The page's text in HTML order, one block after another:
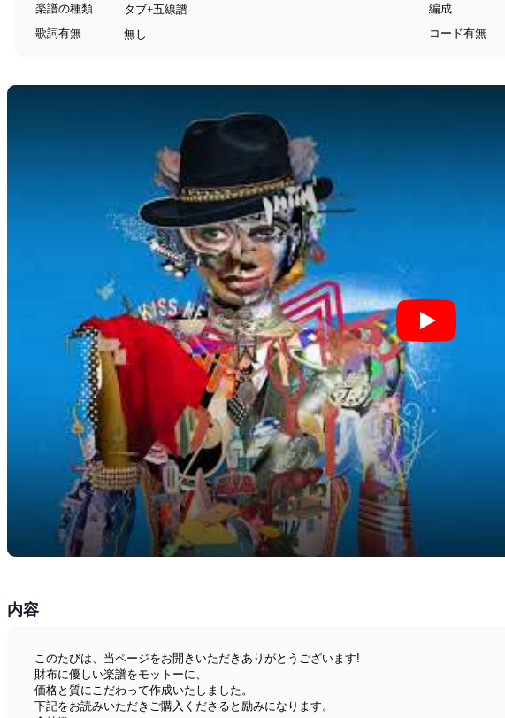
楽譜の種類
タブ+五線譜 編成
歌詞有無
無し コード有無
内容
このたびは、当ページをお開きいただきありがとうございます!
財布に優しい楽譜をモットーに、
価格と質にこだわって作成いたしました。
下記をお読みいただきご購入くださると励みになります。